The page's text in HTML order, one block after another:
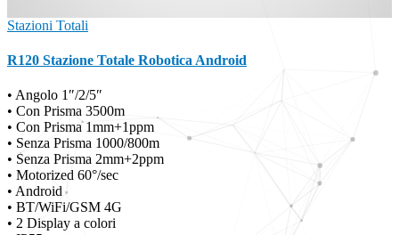
Stazioni Totali
R120 Stazione Totale Robotica Android
• Angolo 1″/2/5″
• Con Prisma 3500m
• Con Prisma 1mm+1ppm
• Senza Prisma 1000/800m
• Senza Prisma 2mm+2ppm
• Motorized 60°/sec
• Android
• BT/WiFi/GSM 4G
• 2 Display a colori